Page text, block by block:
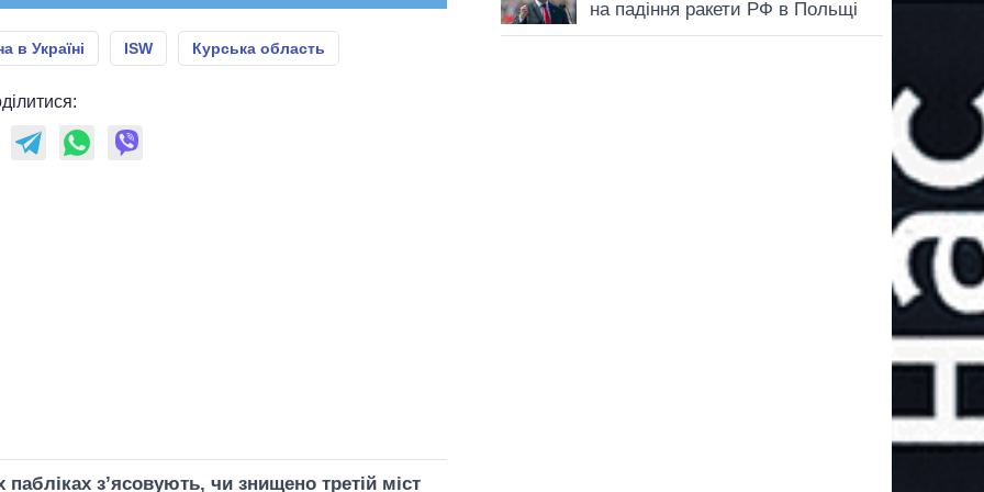
в Україні ISW Курська область
пабліках зʼясовують, чи знищено третій міст